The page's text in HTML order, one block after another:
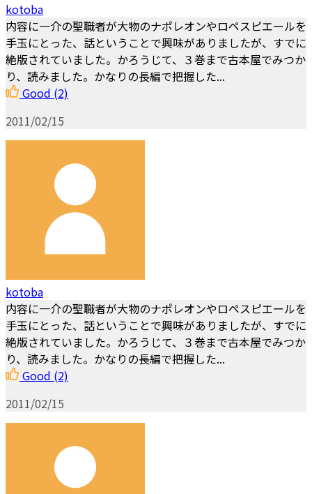
kotoba
内容に一介の聖職者が大物のナポレオンやロペスピエールを
手玉にとった、話ということで興味がありましたが、すでに
絶版されていました。かろうじて、３巻まで古本屋でみつか
り、読みました。かなりの長編で把握した...
Good (2)
2011/02/15
kotoba
内容に一介の聖職者が大物のナポレオンやロペスピエールを
手玉にとった、話ということで興味がありましたが、すでに
絶版されていました。かろうじて、３巻まで古本屋でみつか
り、読みました。かなりの長編で把握した...
Good (2)
2011/02/15